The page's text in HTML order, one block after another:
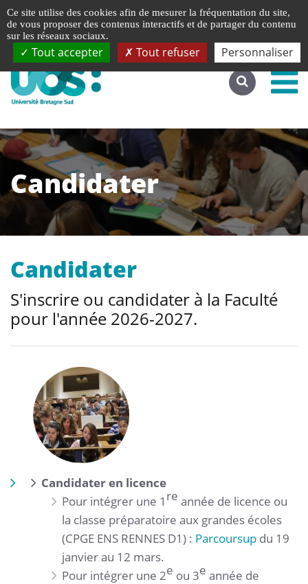
Accéder au site complet
Candidater
Candidater
S'inscrire ou candidater à la Faculté
pour l'année 2026-2027.
Candidater en licence
Pour intégrer une 1 re année de licence ou
la classe préparatoire aux grandes écoles
(CPGE ENS RENNES D1) : Parcoursup du 19
janvier au 12 mars.
Pour intégrer une 2e ou 3e année de
Ce site utilise des cookies afin de mesurer la fréquentation du site,
de vous proposer des contenus interactifs et de partager du contenu
sur les réseaux sociaux.
Tout accepter Tout refuser Personnaliser